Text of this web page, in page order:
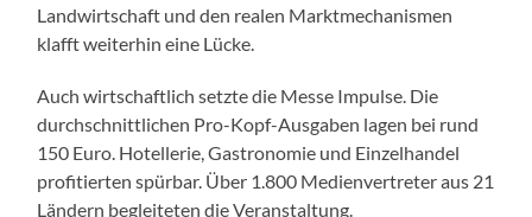
Land­wirtschaft und den realen Mark­t­mech­a­nis­men
klafft weit­er­hin eine Lücke.
Auch wirtschaftlich set­zte die Messe Impulse. Die
durch­schnit­tlichen Pro-Kopf-Aus­gaben lagen bei rund
150 Euro. Hotel­lerie, Gas­tronomie und Einzel­han­del
prof­i­tierten spür­bar. Über 1.800 Medi­en­vertreter aus 21
Län­dern begleit­eten die Ver­anstal­tung.